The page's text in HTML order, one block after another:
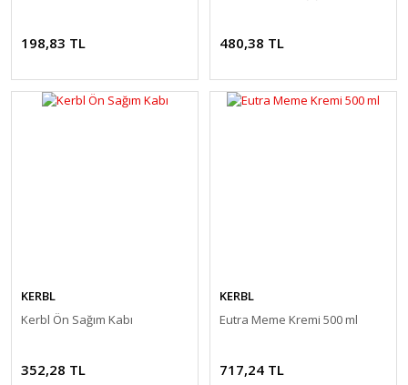
198,83 TL 480,38 TL
KERBL
Kerbl Ön Sağım Kabı
352,28 TL
KERBL
Eutra Meme Kremi 500 ml
717,24 TL